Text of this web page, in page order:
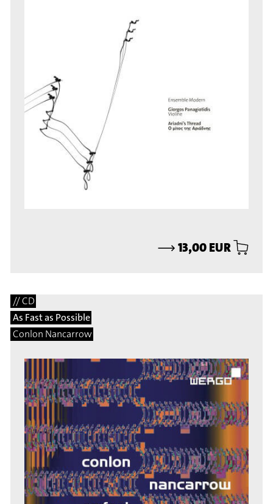
⟶13,00 EUR
// CD
As Fast as Possible
Conlon Nancarrow